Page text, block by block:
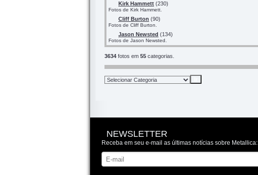
Kirk Hammett (230)
Fotos de Kirk Hammett.
Cliff Burton (90)
Fotos de Cliff Burton.
Jason Newsted (134)
Fotos de Jason Newsted.
3634 fotos em 55 categorias.
NEWSLETTER
Receba em seu e-mail as últimas notícias sobre Metallica: